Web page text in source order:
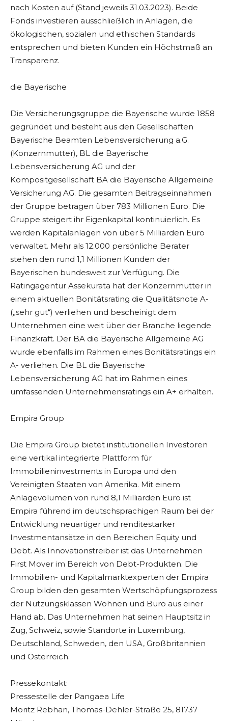
nach Kosten auf (Stand jeweils 31.03.2023). Beide
Fonds investieren ausschließlich in Anlagen, die
ökologischen, sozialen und ethischen Standards
entsprechen und bieten Kunden ein Höchstmaß an
Transparenz.
die Bayerische
Die Versicherungsgruppe die Bayerische wurde 1858
gegründet und besteht aus den Gesellschaften
Bayerische Beamten Lebensversicherung a.G.
(Konzernmutter), BL die Bayerische
Lebensversicherung AG und der
Kompositgesellschaft BA die Bayerische Allgemeine
Versicherung AG. Die gesamten Beitragseinnahmen
der Gruppe betragen über 783 Millionen Euro. Die
Gruppe steigert ihr Eigenkapital kontinuierlich. Es
werden Kapitalanlagen von über 5 Milliarden Euro
verwaltet. Mehr als 12.000 persönliche Berater
stehen den rund 1,1 Millionen Kunden der
Bayerischen bundesweit zur Verfügung. Die
Ratingagentur Assekurata hat der Konzernmutter in
einem aktuellen Bonitätsrating die Qualitätsnote A-
(„sehr gut“) verliehen und bescheinigt dem
Unternehmen eine weit über der Branche liegende
Finanzkraft. Der BA die Bayerische Allgemeine AG
wurde ebenfalls im Rahmen eines Bonitätsratings ein
A- verliehen. Die BL die Bayerische
Lebensversicherung AG hat im Rahmen eines
umfassenden Unternehmensratings ein A+ erhalten.
Empira Group
Die Empira Group bietet institutionellen Investoren
eine vertikal integrierte Plattform für
Immobilieninvestments in Europa und den
Vereinigten Staaten von Amerika. Mit einem
Anlagevolumen von rund 8,1 Milliarden Euro ist
Empira führend im deutschsprachigen Raum bei der
Entwicklung neuartiger und renditestarker
Investmentansätze in den Bereichen Equity und
Debt. Als Innovationstreiber ist das Unternehmen
First Mover im Bereich von Debt-Produkten. Die
Immobilien- und Kapitalmarktexperten der Empira
Group bilden den gesamten Wertschöpfungsprozess
der Nutzungsklassen Wohnen und Büro aus einer
Hand ab. Das Unternehmen hat seinen Hauptsitz in
Zug, Schweiz, sowie Standorte in Luxemburg,
Deutschland, Schweden, den USA, Großbritannien
und Österreich.
Pressekontakt:
Pressestelle der Pangaea Life
Moritz Rebhan, Thomas-Dehler-Straße 25, 81737